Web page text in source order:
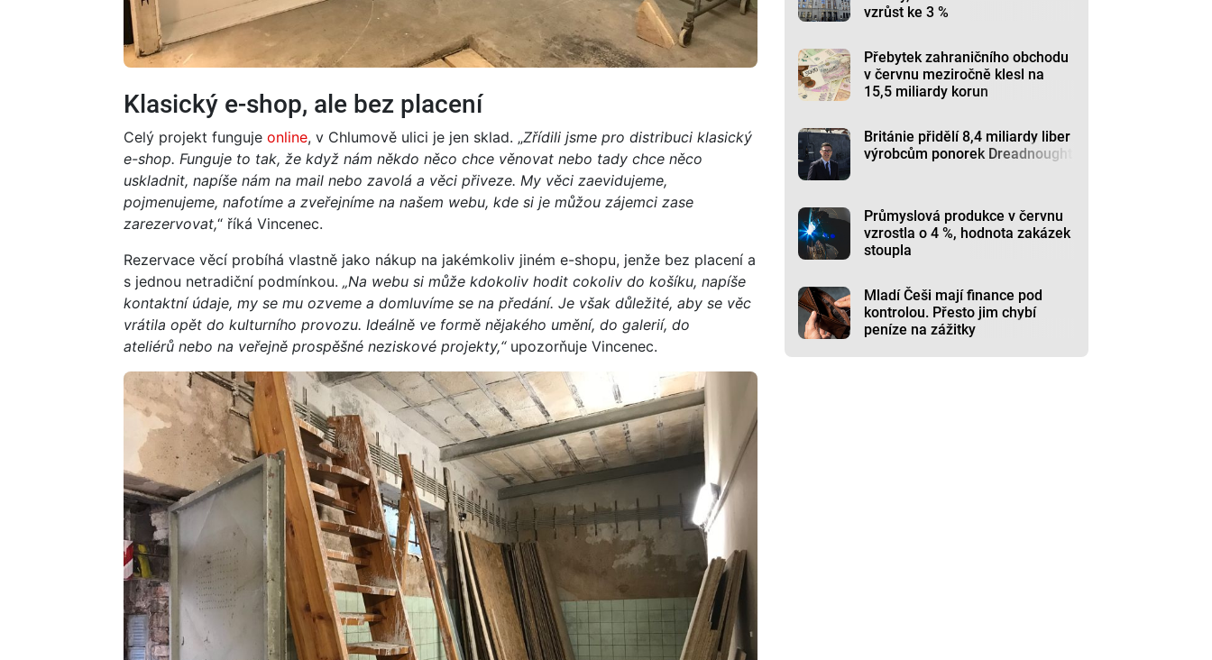
Klasický e-shop, ale bez placení
Celý projekt funguje online, v Chlumově ulici je jen sklad. „Zřídili jsme pro distribuci klasický
e-shop. Funguje to tak, že když nám někdo něco chce věnovat nebo tady chce něco
uskladnit, napíše nám na mail nebo zavolá a věci přiveze. My věci zaevidujeme,
pojmenujeme, nafotíme a zveřejníme na našem webu, kde si je můžou zájemci zase
zarezervovat,“ říká Vincenec.
Rezervace věcí probíhá vlastně jako nákup na jakémkoliv jiném e-shopu, jenže bez placení a
s jednou netradiční podmínkou. „Na webu si může kdokoliv hodit cokoliv do košíku, napíše
kontaktní údaje, my se mu ozveme a domluvíme se na předání. Je však důležité, aby se věc
vrátila opět do kulturního provozu. Ideálně ve formě nějakého umění, do galerií, do
ateliérů nebo na veřejně prospěšné neziskové projekty,“ upozorňuje Vincenec.
vzrůst ke 3 %
Přebytek zahraničního obchodu
v červnu meziročně klesl na
15,5 miliardy korun
Británie přidělí 8,4 miliardy liber
výrobcům ponorek Dreadnought
Průmyslová produkce v červnu
vzrostla o 4 %, hodnota zakázek
stoupla
Mladí Češi mají finance pod
kontrolou. Přesto jim chybí
peníze na zážitky